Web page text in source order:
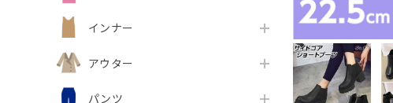
インナー
アウター
パンツ